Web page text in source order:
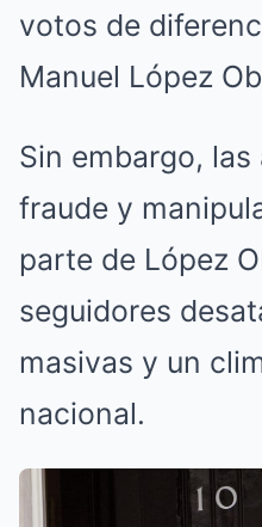
votos de
Manuel López
Sin embargo,
fraude y
parte de López
seguidores
masivas y un
nacional.